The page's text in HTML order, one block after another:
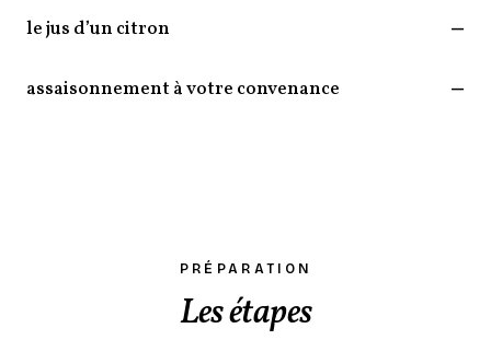
le jus d’un citron —
assaisonnement à votre convenance —
PRÉPARATION
Les étapes